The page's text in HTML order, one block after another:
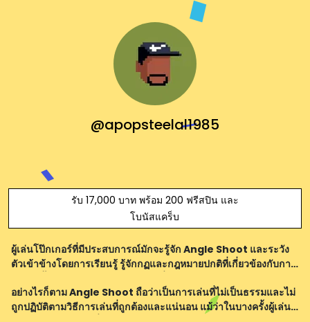
@apopsteelal1985
รับ 17,000 บาท พร้อม 200 ฟรีสปิน และ
โบนัสแคร็บ
ผู้เล่นโป๊กเกอร์ที่มีประสบการณ์มักจะรู้จัก Angle Shoot และระวัง
ตัวเข้าข้างโดยการเรียนรู้ รู้จักกฏและกฎหมายปกติที่เกี่ยวข้องกับการ
สถานการณ์ การพูดค
อย่างไรก็ตาม Angle Shoot ถือว่าเป็นการเล่นที่ไม่เป็นธรรมและไม่
ถูกปฏิบัติตามวิธีการเล่นที่ถูกต้องและแน่นอน แม้ว่าในบางครั้งผู้เล่น